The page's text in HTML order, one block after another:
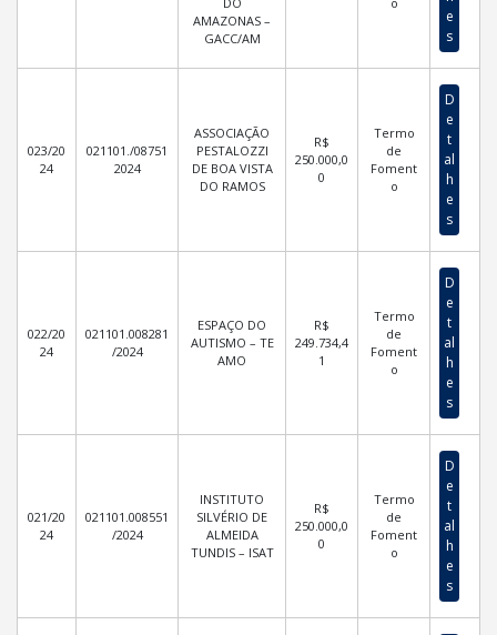
AMAZONAS –
GACC/AM
e
s
023/20
24
021101./08751
2024
ASSOCIAÇÃO
PESTALOZZI
DE BOA VISTA
DO RAMOS
R$
250.000,0
0
Termo
de
Foment
o
D
e
t
al
h
e
s
022/20
24
021101.008281
/2024
ESPAÇO DO
AUTISMO – TE
AMO
R$
249.734,4
1
Termo
de
Foment
o
D
e
t
al
h
e
s
021/20
24
021101.008551
/2024
INSTITUTO
SILVÉRIO DE
ALMEIDA
TUNDIS – ISAT
R$
250.000,0
0
Termo
de
Foment
o
D
e
t
al
h
e
s